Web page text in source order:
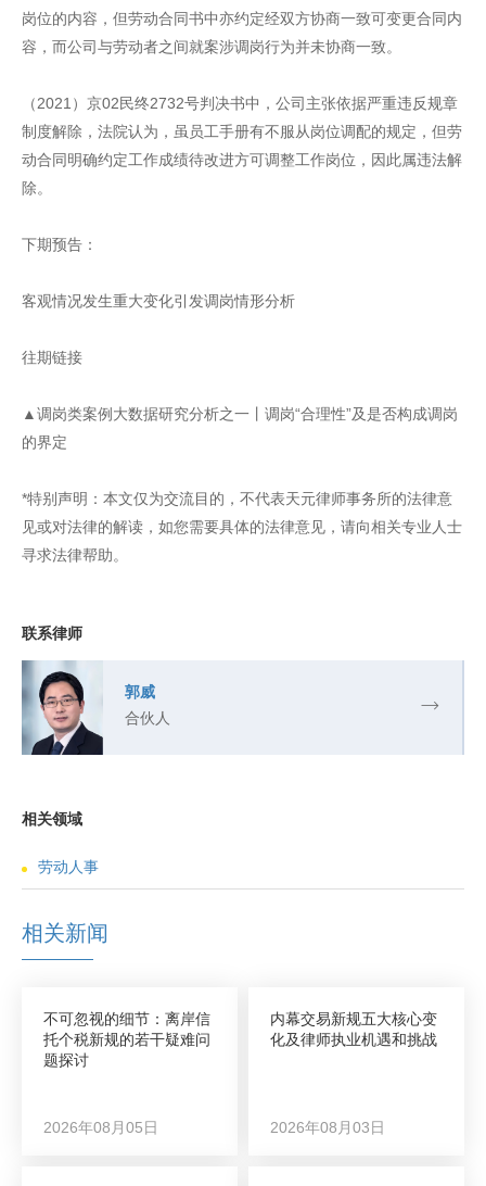
岗位的内容，但劳动合同书中亦约定经双方协商一致可变更合同内
容，而公司与劳动者之间就案涉调岗行为并未协商一致。
（2021）京02民终2732号判决书中，公司主张依据严重违反规章
制度解除，法院认为，虽员工手册有不服从岗位调配的规定，但劳
动合同明确约定工作成绩待改进方可调整工作岗位，因此属违法解
除。
下期预告：
客观情况发生重大变化引发调岗情形分析
往期链接
▲调岗类案例大数据研究分析之一丨调岗“合理性”及是否构成调岗
的界定
*特别声明：本文仅为交流目的，不代表天元律师事务所的法律意
见或对法律的解读，如您需要具体的法律意见，请向相关专业人士
寻求法律帮助。
联系律师
郭威
合伙人
相关领域
劳动人事
相关新闻
不可忽视的细节：离岸信
托个税新规的若干疑难问
题探讨
2026年08月05日
内幕交易新规五大核心变
化及律师执业机遇和挑战
2026年08月03日